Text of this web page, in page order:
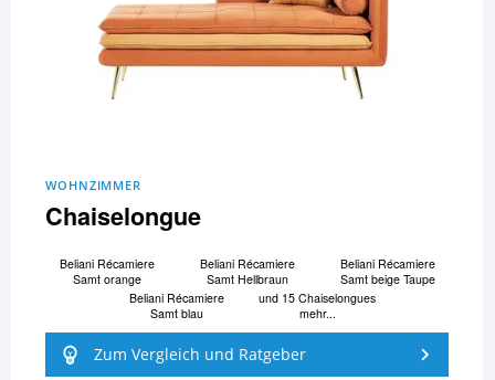
WOHNZIMMER
Chaiselongue
Beliani Ré­ca­mi­e­re
Samt orange
Beliani Ré­ca­mi­e­re
Samt Hellbraun
Beliani Ré­ca­mi­e­re
Samt beige Taupe
Beliani Ré­ca­mi­e­re
Samt blau
und 15 Chaiselongues
mehr...
Zum Vergleich und Ratgeber